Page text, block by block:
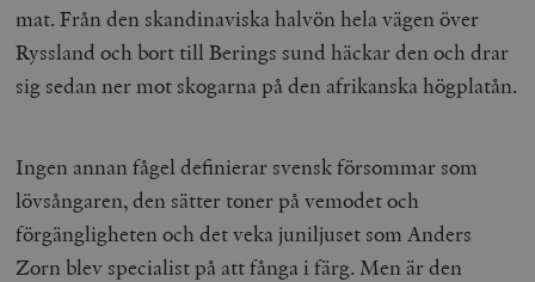
mat. Från den skandinaviska halvön hela vägen över
Ryssland och bort till Berings sund häckar den och drar
sig sedan ner mot skogarna på den afrikanska högplatån.
Ingen annan fågel definierar svensk försommar som
lövsångaren, den sätter toner på vemodet och
förgängligheten och det veka juniljuset som Anders
Zorn blev specialist på att fånga i färg. Men är den